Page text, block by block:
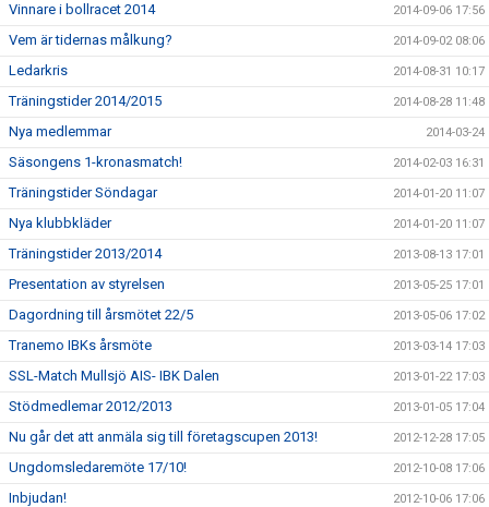
Vinnare i bollracet 2014 2014-09-06 17:56
Vem är tidernas målkung? 2014-09-02 08:06
Ledarkris 2014-08-31 10:17
Träningstider 2014/2015 2014-08-28 11:48
Nya medlemmar 2014-03-24
Säsongens 1-kronasmatch! 2014-02-03 16:31
Träningstider Söndagar 2014-01-20 11:07
Nya klubbkläder 2014-01-20 11:07
Träningstider 2013/2014 2013-08-13 17:01
Presentation av styrelsen 2013-05-25 17:01
Dagordning till årsmötet 22/5 2013-05-06 17:02
Tranemo IBKs årsmöte 2013-03-14 17:03
SSL-Match Mullsjö AIS- IBK Dalen 2013-01-22 17:03
Stödmedlemar 2012/2013 2013-01-05 17:04
Nu går det att anmäla sig till företagscupen 2013! 2012-12-28 17:05
Ungdomsledaremöte 17/10! 2012-10-08 17:06
Inbjudan! 2012-10-06 17:06